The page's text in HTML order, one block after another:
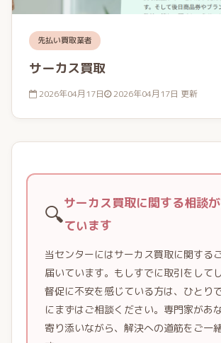
先払い買取業者
サーカス買取
2026年04月17日 2026年04月17日 更新
🔍サーカス買取に関する相談
ています
当センターにはサーカス買取に関する
届いています。もしすでに取引をして
督促に不安を感じている方は、ひとり
にまずはご相談ください。専門家があ
寄り添いながら、解決への道筋をご一